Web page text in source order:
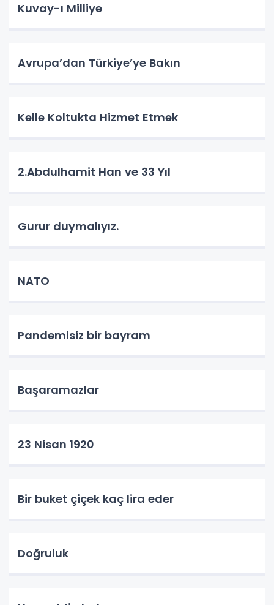
Kuvay-ı Milliye
Avrupa’dan Türkiye’ye Bakın
Kelle Koltukta Hizmet Etmek
2.Abdulhamit Han ve 33 Yıl
Gurur duymalıyız.
NATO
Pandemisiz bir bayram
Başaramazlar
23 Nisan 1920
Bir buket çiçek kaç lira eder
Doğruluk